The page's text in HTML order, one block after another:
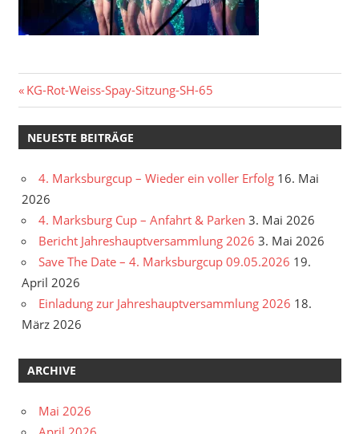
Beitragsnavigation
Vorheriger
Beitrag:
KG-Rot-Weiss-Spay-Sitzung-SH-65
NEUESTE BEITRÄGE
4. Marksburgcup – Wieder ein voller Erfolg 16. Mai
2026
4. Marksburg Cup – Anfahrt & Parken 3. Mai 2026
Bericht Jahreshauptversammlung 2026 3. Mai 2026
Save The Date – 4. Marksburgcup 09.05.2026 19.
April 2026
Einladung zur Jahreshauptversammlung 2026 18.
März 2026
ARCHIVE
Mai 2026